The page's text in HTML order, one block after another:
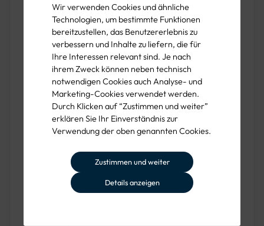
Wir verwenden Cookies und ähnliche
Technologien, um bestimmte Funktionen
bereitzustellen, das Benutzererlebnis zu
verbessern und Inhalte zu liefern, die für
Ihre Interessen relevant sind. Je nach
ihrem Zweck können neben technisch
notwendigen Cookies auch Analyse- und
Marketing-Cookies verwendet werden.
Durch Klicken auf “Zustimmen und weiter”
erklären Sie Ihr Einverständnis zur
Verwendung der oben genannten Cookies.
Zustimmen und weiter
Details anzeigen
Vorfahrtsbereiche: Weisen Sie auf Vorfahrtsbereiche
für Busse hin, um einen reibungslosen Verkehrsfluss zu
gewährleisten.
Einfache Verarbeitung und schnelle
Einsatzbereitschaft
Die Markierungsbuchstaben lassen sich einfach und
Zeit sind sie ausgehärtet und die Fläche wieder befahrbar.
Die PREMARK® Buchstaben "BUS" sind in verschiedenen
Größen erhältlich, um sich optimal an die örtlichen